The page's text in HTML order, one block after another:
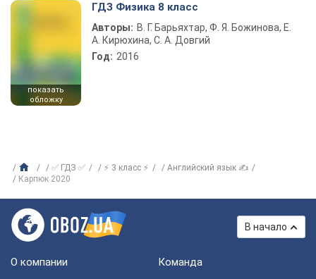
показать
обложку
ГДЗ Физика 8 класс
Авторы: В. Г. Барьяхтар, Ф. Я. Божинова, Е.
А. Кирюхина, С. А. Довгий
Год: 2016
✅ ГДЗ ✅ ⚡ 3 класс ⚡
Английский язык ✍
Карпюк 2020
В начало
О компании Команда